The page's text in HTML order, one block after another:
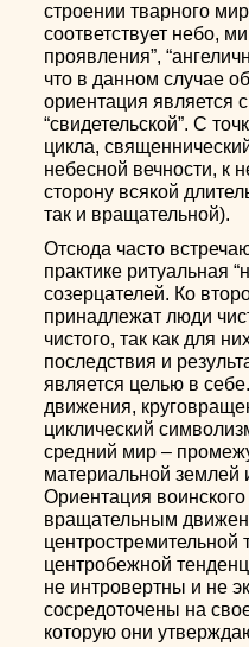
строении тварного
соответствует небо,
проявления”,
что в данном случае
ориентация является
“свидетельской”. С
цикла,
небесной вечности, к
сторону всякой
так и вращательной).
Отсюда часто
практике ритуальная
созерцателей. Ко
принадлежат люди
чистого, так как для
последствия и
является целью в
движения,
циклический
средний мир –
материальной
Ориентация
вращательным
центробежной
не интровертны и не
сосредоточены на
которую они